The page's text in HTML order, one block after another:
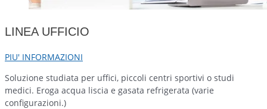
LINEA UFFICIO
PIU' INFORMAZIONI
Soluzione studiata per uffici, piccoli centri sportivi o studi
medici. Eroga acqua liscia e gasata refrigerata (varie
configurazioni.)